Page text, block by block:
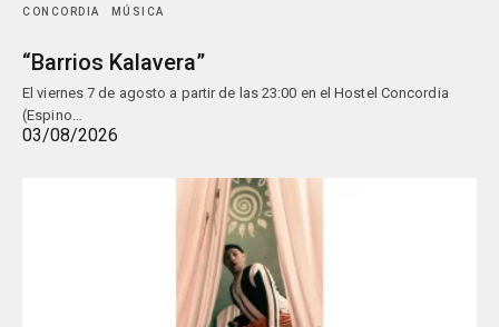
CONCORDIA MÚSICA
“Barrios Kalavera”
El viernes 7 de agosto a partir de las 23:00 en el Hostel Concordia
(Espino…
03/08/2026